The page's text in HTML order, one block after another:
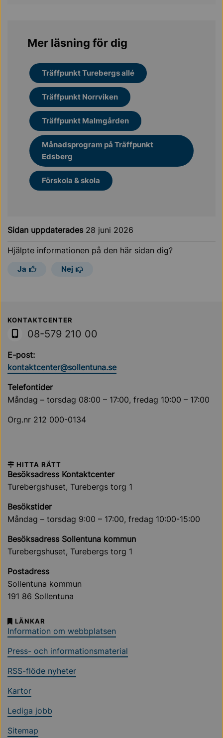
Mer läsning för dig
Träffpunkt Turebergs allé
Träffpunkt Norrviken
Träffpunkt Malmgården
Månadsprogram på Träffpunkt
Edsberg
Förskola & skola
Sidan uppdaterades 28 juni 2026
Hjälpte informationen på den här sidan dig?
Ja Nej
Sollentuna Kommun
KONTAKTCENTER
08-579 210 00
E-post:
kontaktcenter@sollentuna.se
Telefontider
Måndag – torsdag 08:00 – 17:00, fredag 10:00 – 17:00
Org.nr 212 000-0134
HITTA RÄTT
Besöksadress Kontaktcenter
Turebergshuset, Turebergs torg 1
Besökstider
Måndag – torsdag 9:00 – 17:00, fredag 10:00-15:00
Besöksadress Sollentuna kommun
Turebergshuset, Turebergs torg 1
Postadress
Sollentuna kommun
191 86 Sollentuna
LÄNKAR
Information om webbplatsen
Press- och informationsmaterial
RSS-flöde nyheter
Kartor
Lediga jobb
Sitemap